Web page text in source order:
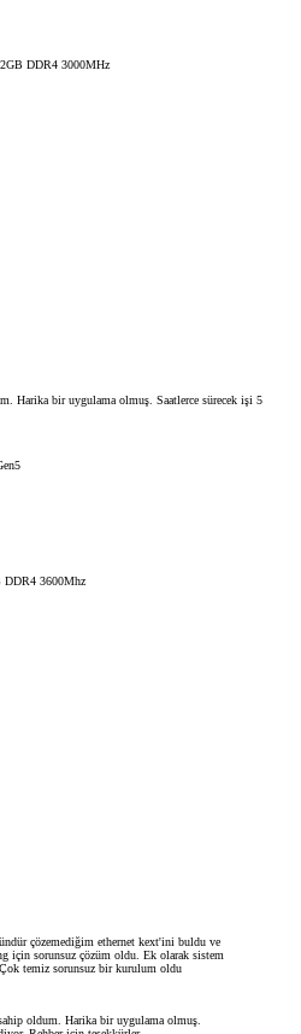
DDR4 3000MHz
Harika bir uygulama olmuş. Saatlerce sürecek işi 5
3600Mhz
çözemediğim ethernet kext'ini buldu ve
için sorunsuz çözüm oldu. Ek olarak sistem
Çok temiz sorunsuz bir kurulum oldu
oldum. Harika bir uygulama olmuş.